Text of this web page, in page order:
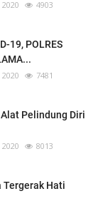
4903
19, POLRES
7481
Pelindung Diri
8013
Tergerak Hati